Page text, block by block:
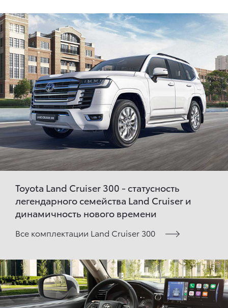
Toyota Land Cruiser 300 - статусность
легендарного семейства Land Cruiser и
динамичность нового времени
Все комплектации Land Cruiser 300